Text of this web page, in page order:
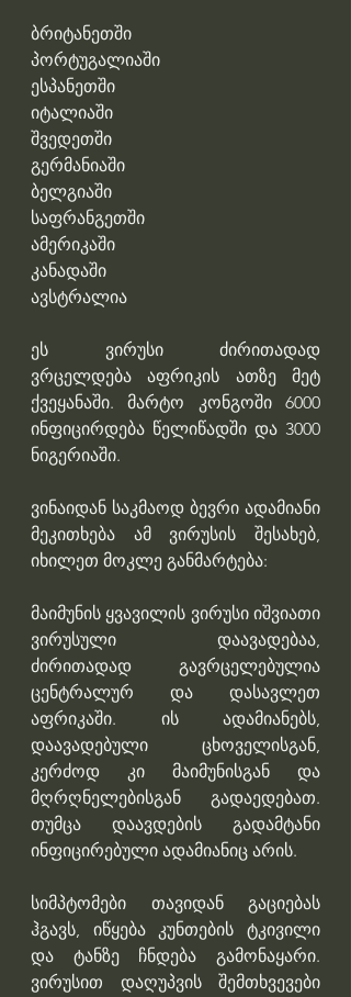
ბრიტანეთში
პორტუგალიაში
ესპანეთში
იტალიაში
შვედეთში
გერმანიაში
ბელგიაში
საფრანგეთში
ამერიკაში
კანადაში
ავსტრალია
ეს ვირუსი ძირითადად
ვრცელდება აფრიკის ათზე მეტ
ქვეყანაში. მარტო კონგოში 6000
ინფიცირდება წელიწადში და 3000
ნიგერიაში.
ვინაიდან საკმაოდ ბევრი ადამიანი
მეკითხება ამ ვირუსის შესახებ,
იხილეთ მოკლე განმარტება:
მაიმუნის ყვავილის ვირუსი იშვიათი
ვირუსული დაავადებაა,
ძირითადად გავრცელებულია
ცენტრალურ და დასავლეთ
აფრიკაში. ის ადამიანებს,
დაავადებული ცხოველისგან,
კერძოდ კი მაიმუნისგან და
მღრღნელებისგან გადაედებათ.
თუმცა დაავდების გადამტანი
ინფიცირებული ადამიანიც არის.
სიმპტომები თავიდან გაციებას
ჰგავს, იწყება კუნთების ტკივილი
და ტანზე ჩნდება გამონაყარი.
ვირუსით დაღუპვის შემთხვევები